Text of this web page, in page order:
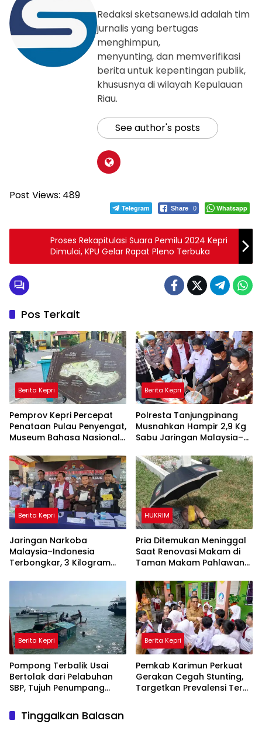
Redaksi sketsanews.id adalah tim
jurnalis yang bertugas
menghimpun,
menyunting, dan memverifikasi
berita untuk kepentingan publik,
khususnya di wilayah Kepulauan
Riau.
See author's posts
Post Views: 489
Telegram Share 0 Whatsapp
Proses Rekapitulasi Suara Pemilu 2024 Kepri
Dimulai, KPU Gelar Rapat Pleno Terbuka
Pos Terkait
Berita Kepri
Pemprov Kepri Percepat
Penataan Pulau Penyengat,
Museum Bahasa Nasional
Berita Kepri
Polresta Tanjungpinang
Musnahkan Hampir 2,9 Kg
Sabu Jaringan Malaysia–
Ribuan Jiwa
Berita Kepri
Jaringan Narkoba
Malaysia–Indonesia
Terbongkar, 3 Kilogram
Lewat Tanjungpinang
HUKRIM
Pria Ditemukan Meninggal
Saat Renovasi Makam di
Taman Makam Pahlawan
Berita Kepri
Pompong Terbalik Usai
Bertolak dari Pelabuhan
SBP, Tujuh Penumpang
Satpolairud dan KPLP
Berita Kepri
Pemkab Karimun Perkuat
Gerakan Cegah Stunting,
Targetkan Prevalensi Terus
Tinggalkan Balasan